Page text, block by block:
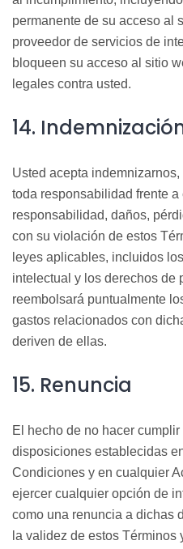
permanente de su acceso al
proveedor de servicios de
bloqueen su acceso al sitio
legales contra usted.
14.
Usted acepta
toda responsabilidad frente
responsabilidad, daños,
con su violación de estos
leyes aplicables, incluidos
intelectual y los derechos de
reembolsará puntualmente
gastos relacionados con
deriven de ellas.
15. Renuncia
El hecho de no hacer
disposiciones establecidas
Condiciones y en cualquier
ejercer cualquier opción de
como una renuncia a dichas
la validez de estos